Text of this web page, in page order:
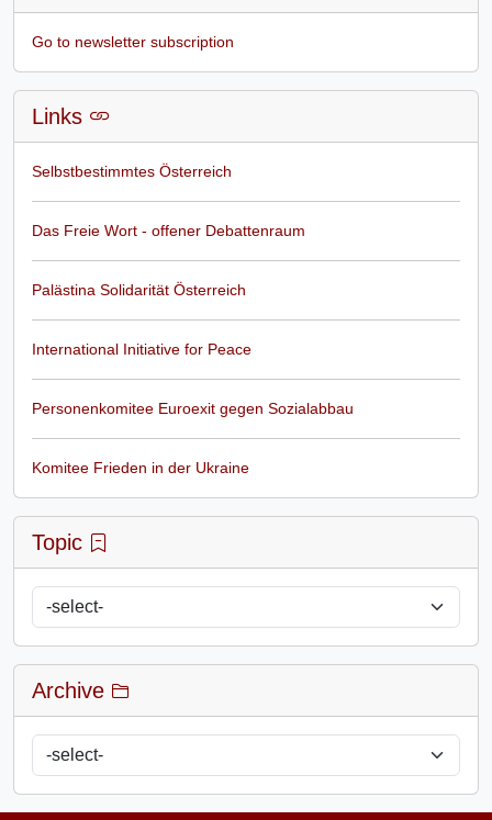
Go to newsletter subscription
Links
Selbstbestimmtes Österreich
Das Freie Wort - offener Debattenraum
Palästina Solidarität Österreich
International Initiative for Peace
Personenkomitee Euroexit gegen Sozialabbau
Komitee Frieden in der Ukraine
Topic
Archive